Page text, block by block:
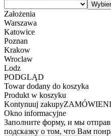
Założenia
Warszawa
Katowice
Poznan
Krakow
Wroclaw
Lodz
PODGLĄD
Towar dodany do koszyka
Produkt w koszyku
Kontynuuj zakupy
Okno informacyjne
Заполните форму, и мы
подсказку о том, что Вам